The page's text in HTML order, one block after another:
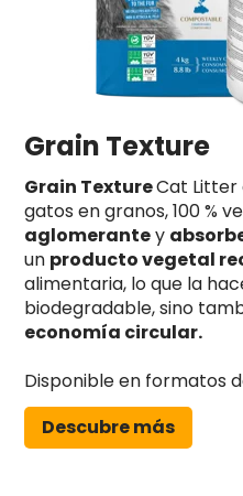
Grain Texture
Grain TextureCat Litter
gatos en granos, 100 %
aglomerantey
un producto vegetal
alimentaria, lo que la
biodegradable, sino
economía circular.
Disponible en formatos
Descubre más